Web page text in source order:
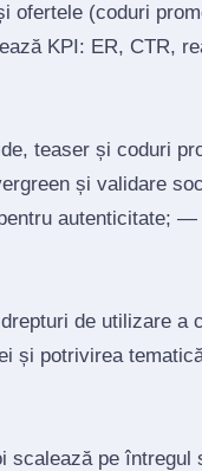
ofertele (coduri
KPI: ER, CTR,
teaser și coduri
și validare
autenticitate; —
de utilizare a
și potrivirea
scalează pe întregul